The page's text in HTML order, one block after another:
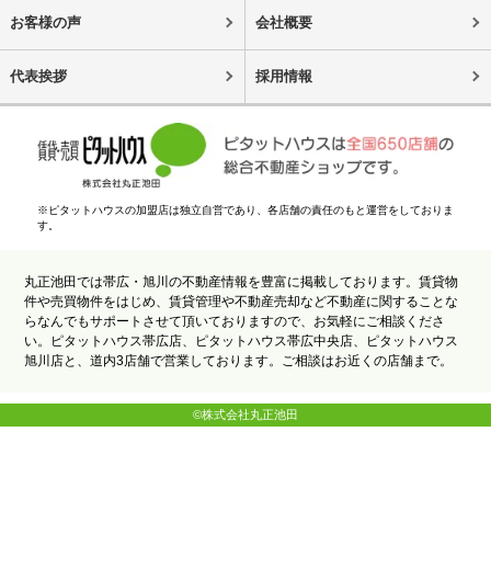
お客様の声 会社概要
代表挨拶 採用情報
※ピタットハウスの加盟店は独立自営であり、各店舗の責任のもと運営をしておりま
す。
丸正池田では帯広・旭川の不動産情報を豊富に掲載しております。賃貸物
件や売買物件をはじめ、賃貸管理や不動産売却など不動産に関することな
らなんでもサポートさせて頂いておりますので、お気軽にご相談くださ
い。ピタットハウス帯広店、ピタットハウス帯広中央店、ピタットハウス
旭川店と、道内3店舗で営業しております。ご相談はお近くの店舗まで。
©株式会社丸正池田